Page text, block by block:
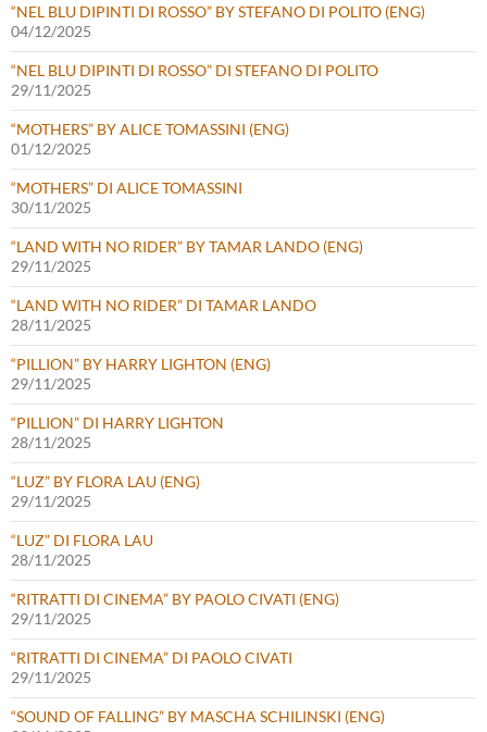
“NEL BLU DIPINTI DI ROSSO” BY STEFANO DI POLITO (ENG)
04/12/2025
“NEL BLU DIPINTI DI ROSSO” DI STEFANO DI POLITO
29/11/2025
“MOTHERS” BY ALICE TOMASSINI (ENG)
01/12/2025
“MOTHERS” DI ALICE TOMASSINI
30/11/2025
“LAND WITH NO RIDER” BY TAMAR LANDO (ENG)
29/11/2025
“LAND WITH NO RIDER” DI TAMAR LANDO
28/11/2025
“PILLION” BY HARRY LIGHTON (ENG)
29/11/2025
“PILLION” DI HARRY LIGHTON
28/11/2025
“LUZ” BY FLORA LAU (ENG)
29/11/2025
“LUZ” DI FLORA LAU
28/11/2025
“RITRATTI DI CINEMA” BY PAOLO CIVATI (ENG)
29/11/2025
“RITRATTI DI CINEMA” DI PAOLO CIVATI
29/11/2025
“SOUND OF FALLING” BY MASCHA SCHILINSKI (ENG)